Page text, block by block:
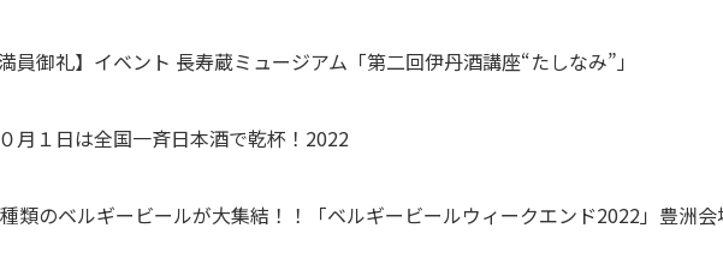
満員御礼】イベント 長寿蔵ミュージアム「第二回伊丹酒講座“たしなみ”」
月１日は全国一斉日本酒で乾杯！2022
類のベルギービールが大集結！！「ベルギービールウィークエンド2022」豊洲